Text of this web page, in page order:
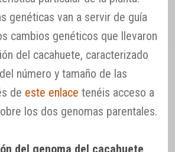
genéticas van a servir de guía
cambios genéticos que llevaron
del cacahuete, caracterizado
número y tamaño de las
de este enlace tenéis acceso a
los dos genomas parentales.